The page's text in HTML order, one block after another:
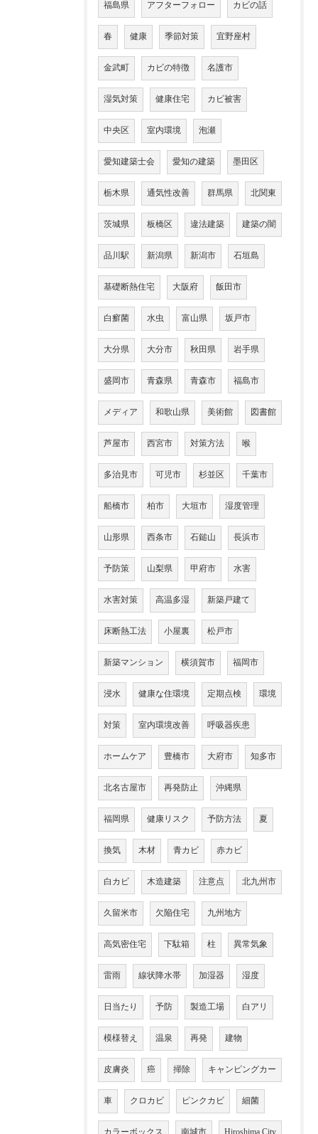
福島県 アフターフォロー カビの話
春 健康 季節対策 宜野座村
金武町 カビの特徴 名護市
湿気対策 健康住宅 カビ被害
中央区 室内環境 泡瀬
愛知建築士会 愛知の建築 墨田区
栃木県 通気性改善 群馬県 北関東
茨城県 板橋区 違法建築 建築の闇
品川駅 新潟県 新潟市 石垣島
基礎断熱住宅 大阪府 飯田市
白癬菌 水虫 富山県 坂戸市
大分県 大分市 秋田県 岩手県
盛岡市 青森県 青森市 福島市
メディア 和歌山県 美術館 図書館
芦屋市 西宮市 対策方法 喉
多治見市 可児市 杉並区 千葉市
船橋市 柏市 大垣市 湿度管理
山形県 西条市 石鎚山 長浜市
予防策 山梨県 甲府市 水害
水害対策 高温多湿 新築戸建て
床断熱工法 小屋裏 松戸市
新築マンション 横須賀市 福岡市
浸水 健康な住環境 定期点検 環境
対策 室内環境改善 呼吸器疾患
ホームケア 豊橋市 大府市 知多市
北名古屋市 再発防止 沖縄県
福岡県 健康リスク 予防方法 夏
換気 木材 青カビ 赤カビ
白カビ 木造建築 注意点 北九州市
久留米市 欠陥住宅 九州地方
高気密住宅 下駄箱 柱 異常気象
雷雨 線状降水帯 加湿器 湿度
日当たり 予防 製造工場 白アリ
模様替え 温泉 再発 建物
皮膚炎 癌 掃除 キャンピングカー
車 クロカビ ピンクカビ 細菌